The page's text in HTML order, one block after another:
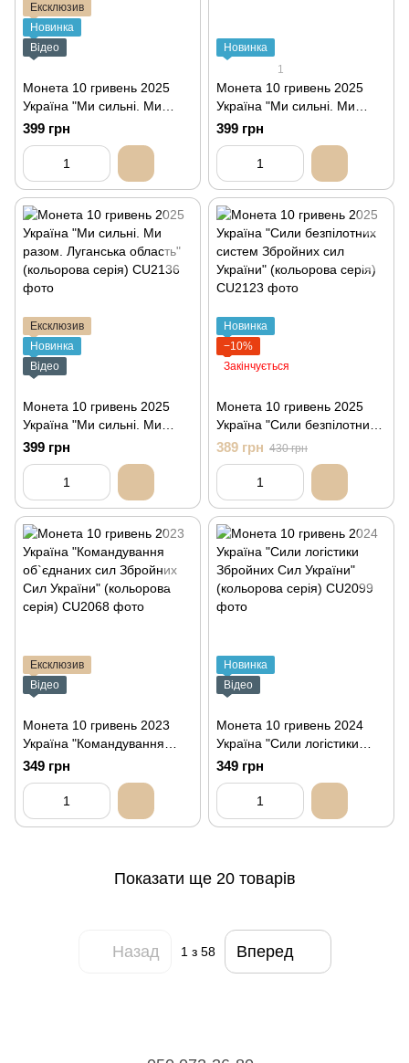
Ексклюзив
Новинка
Відео
Монета 10 гривень 2025
Україна "Ми сильні. Ми
разом. Автономна
Республіка Крим"
(кольорова серія)
399 грн
Новинка
1
Монета 10 гривень 2025
Україна "Ми сильні. Ми
разом. Донецька область"
(кольорова серія)
399 грн
Ексклюзив
Новинка
Відео
Монета 10 гривень 2025
Україна "Ми сильні. Ми
разом. Луганська область"
(кольорова серія)
399 грн
Новинка
−10%
Закінчується
Монета 10 гривень 2025
Україна "Сили безпілотних
систем Збройних сил
України" (кольорова серія)
389 грн 430 грн
Ексклюзив
Відео
Монета 10 гривень 2023
Україна "Командування
об`єднаних сил Збройних
Сил України" (кольорова
349 грн
Новинка
Відео
Монета 10 гривень 2024
Україна "Сили логістики
Збройних Сил України"
(кольорова серія)
349 грн
Показати ще 20 товарів
Назад 1 з 58 Вперед